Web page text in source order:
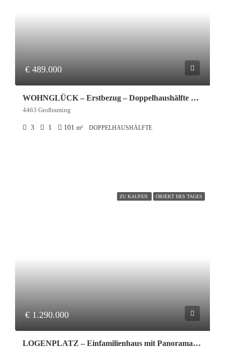
€ 489.000
WOHNGLÜCK – Erstbezug – Doppelhaushälfte mit Keller und Doppel-Carport in Großraming
4463 Großraming
3 1 101 m² DOPPELHAUSHÄLFTE
ZU KAUFEN OBJEKT DES TAGES
€ 1.290.000
LOGENPLATZ – Einfamilienhaus mit Panoramablick und Pool am Pöstlingberg